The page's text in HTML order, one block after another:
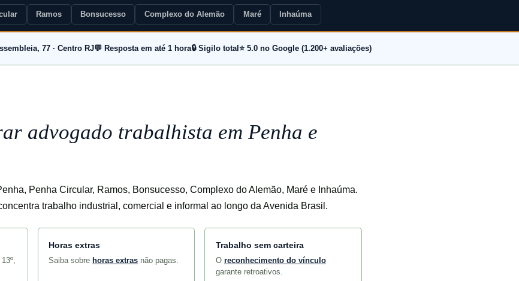
Ramos Bonsucesso Complexo do Alemão Maré Inhaúma
77 · Centro RJ💬 Resposta em até 1 hora🔒 Sigilo total ⭐ 5.0 no Google (1.200+ avaliações)
advogado trabalhista em Penha e
Penha Circular, Ramos, Bonsucesso, Complexo do Alemão, Maré e Inhaúma.
trabalho industrial, comercial e informal ao longo da Avenida Brasil.
Horas extras
Saiba sobre horas extras não pagas.
Trabalho sem carteira
O reconhecimento do vínculo
garante retroativos.